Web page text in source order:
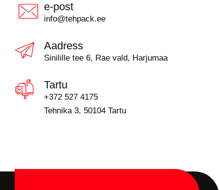
e-post
info@tehpack.ee
Aadress
Sinilille tee 6, Rae vald, Harjumaa
Tartu
+372 527 4175
Tehnika 3, 50104 Tartu